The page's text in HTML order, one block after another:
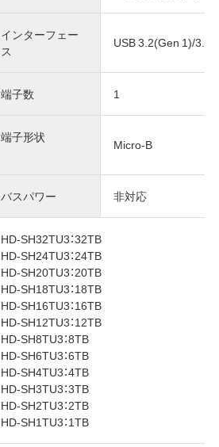
インターフェー
ス
USB 3.2(Gen 1)/
端子数 1
端子形状 Micro-B
バスパワー 非対応
HD-SH32TU3：32TB
HD-SH24TU3：24TB
HD-SH20TU3：20TB
HD-SH18TU3：18TB
HD-SH16TU3：16TB
HD-SH12TU3：12TB
HD-SH8TU3：8TB
HD-SH6TU3：6TB
HD-SH4TU3：4TB
HD-SH3TU3：3TB
HD-SH2TU3：2TB
HD-SH1TU3：1TB